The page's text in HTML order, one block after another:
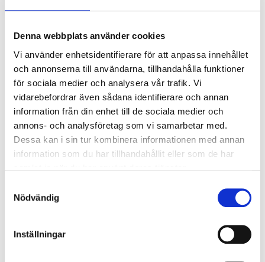
Denna webbplats använder cookies
Vi använder enhetsidentifierare för att anpassa innehållet
och annonserna till användarna, tillhandahålla funktioner
för sociala medier och analysera vår trafik. Vi
vidarebefordrar även sådana identifierare och annan
information från din enhet till de sociala medier och
annons- och analysföretag som vi samarbetar med.
Dessa kan i sin tur kombinera informationen med annan
information som du har tillhandahållit eller som de har
Nödvändig
Inställningar
129:-
Vajerklippare
12-183
Finns i lager i63varuhus
129
Multisax
71-5039
Finns i lager i 65